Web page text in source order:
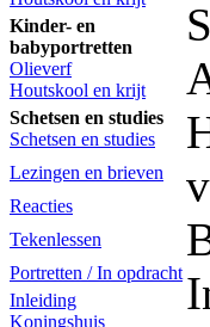
Kinder- en
babyportretten
Olieverf
Houtskool en krijt
Schetsen en studies
Schetsen en studies
Lezingen en brieven
Reacties
Tekenlessen
Portretten / In opdracht
Inleiding
Koningshuis